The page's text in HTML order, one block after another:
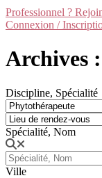
Professionnel ?
Connexion /
Archives
Discipline, Spécialité
Spécialité, Nom
Ville